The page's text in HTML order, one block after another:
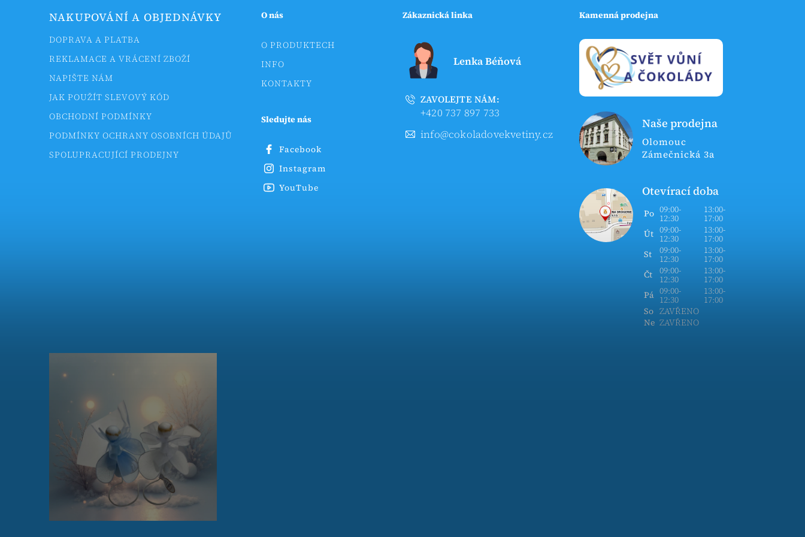
NAKUPOVÁNÍ A OBJEDNÁVKY
DOPRAVA A PLATBA
REKLAMACE A VRÁCENÍ ZBOŽÍ
NAPIŠTE NÁM
JAK POUŽÍT SLEVOVÝ KÓD
OBCHODNÍ PODMÍNKY
PODMÍNKY OCHRANY OSOBNÍCH ÚDAJŮ
SPOLUPRACUJÍCÍ PRODEJNY
O nás
O PRODUKTECH
INFO
KONTAKTY
Sledujte nás
Facebook
Instagram
YouTube
Zákaznická linka
Lenka Béňová
ZAVOLEJTE NÁM:
+420 737 897 733
info@cokoladovekvetiny.cz
Kamenná prodejna
Naše prodejna
Olomouc
Zámečnická 3a
Otevírací doba
Po 09:00-
12:30
13:00-
17:00
Út 09:00-
12:30
13:00-
17:00
St
09:00-
12:30
13:00-
17:00
Čt 09:00-
12:30
13:00-
17:00
Pá 09:00-
12:30
13:00-
17:00
So ZAVŘENO
Ne ZAVŘENO